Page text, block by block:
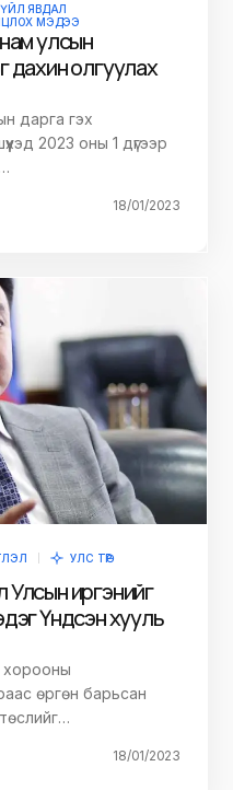
ҮЙЛ ЯВДАЛ
МЭДЭЭ
улсын
дахин олгуулах
дарга гэх
2023 оны 1 дүгээр
18/01/2023
УЛС ТӨР
иргэнийг
Үндсэн хууль
хорооны
өргөн барьсан
18/01/2023